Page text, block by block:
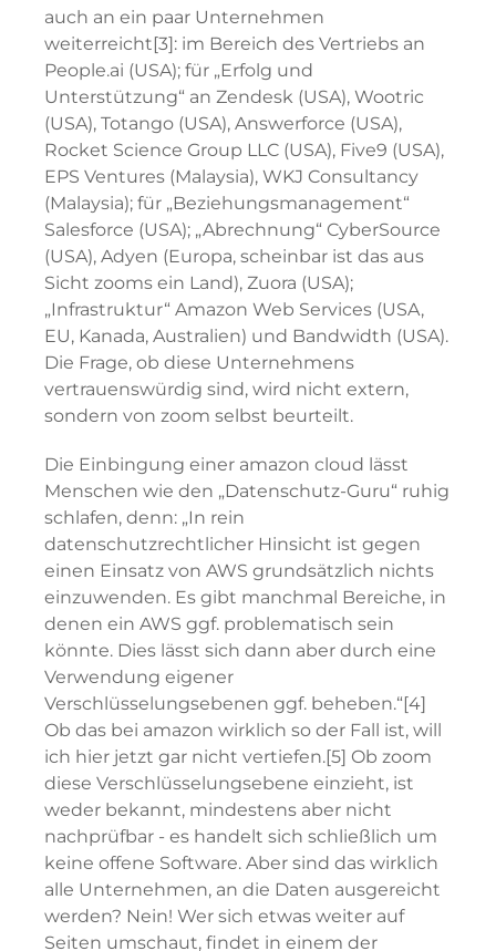
auch an ein paar Unternehmen
weiterreicht[3]: im Bereich des Vertriebs an
People.ai (USA); für „Erfolg und
Unterstützung“ an Zendesk (USA), Wootric
(USA), Totango (USA), Answerforce (USA),
Rocket Science Group LLC (USA), Five9 (USA),
EPS Ventures (Malaysia), WKJ Consultancy
(Malaysia); für „Beziehungsmanagement“
Salesforce (USA); „Abrechnung“ CyberSource
(USA), Adyen (Europa, scheinbar ist das aus
Sicht zooms ein Land), Zuora (USA);
„Infrastruktur“ Amazon Web Services (USA,
EU, Kanada, Australien) und Bandwidth (USA).
Die Frage, ob diese Unternehmens
vertrauenswürdig sind, wird nicht extern,
sondern von zoom selbst beurteilt.
Die Einbingung einer amazon cloud lässt
Menschen wie den „Datenschutz-Guru“ ruhig
schlafen, denn: „In rein
datenschutzrechtlicher Hinsicht ist gegen
einen Einsatz von AWS grundsätzlich nichts
einzuwenden. Es gibt manchmal Bereiche, in
denen ein AWS ggf. problematisch sein
könnte. Dies lässt sich dann aber durch eine
Verwendung eigener
Verschlüsselungsebenen ggf. beheben.“[4]
Ob das bei amazon wirklich so der Fall ist, will
ich hier jetzt gar nicht vertiefen.[5] Ob zoom
diese Verschlüsselungsebene einzieht, ist
weder bekannt, mindestens aber nicht
nachprüfbar - es handelt sich schließlich um
keine offene Software. Aber sind das wirklich
alle Unternehmen, an die Daten ausgereicht
werden? Nein! Wer sich etwas weiter auf
Seiten umschaut, findet in einem der